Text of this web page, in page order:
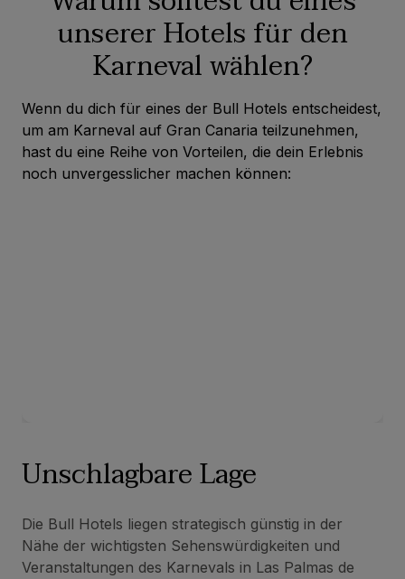
unserer Hotels für den
Karneval wählen?
Wenn du dich für eines der Bull Hotels entscheidest,
um am Karneval auf Gran Canaria teilzunehmen,
hast du eine Reihe von Vorteilen, die dein Erlebnis
noch unvergesslicher machen können:
Unschlagbare Lage
Die Bull Hotels liegen strategisch günstig in der
Nähe der wichtigsten Sehenswürdigkeiten und
Veranstaltungen des Karnevals in Las Palmas de